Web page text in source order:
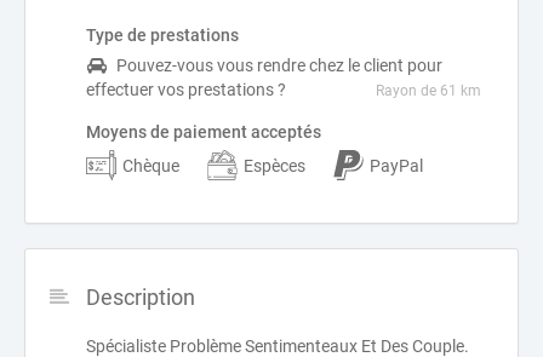
Type de prestations
Pouvez-vous vous rendre chez le client pour
effectuer vos prestations ?
Rayon de 61 km
Moyens de paiement acceptés
Chèque
Espèces PayPal
Description
Spécialiste Problème Sentimenteaux Et Des Couple.